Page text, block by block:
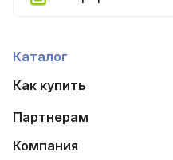
Каталог
Как купить
Партнерам
Компания